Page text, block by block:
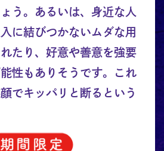
う。あるいは、身近な人
に結びつかないムダな用
たり、好意や善意を強要
性もありそうです。これ
でキッパリと断るという